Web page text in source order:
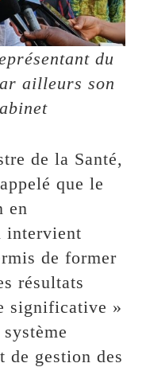
du
ailleurs son
de la Santé,
que le
en
intervient
de former
résultats
significative »
de gestion des